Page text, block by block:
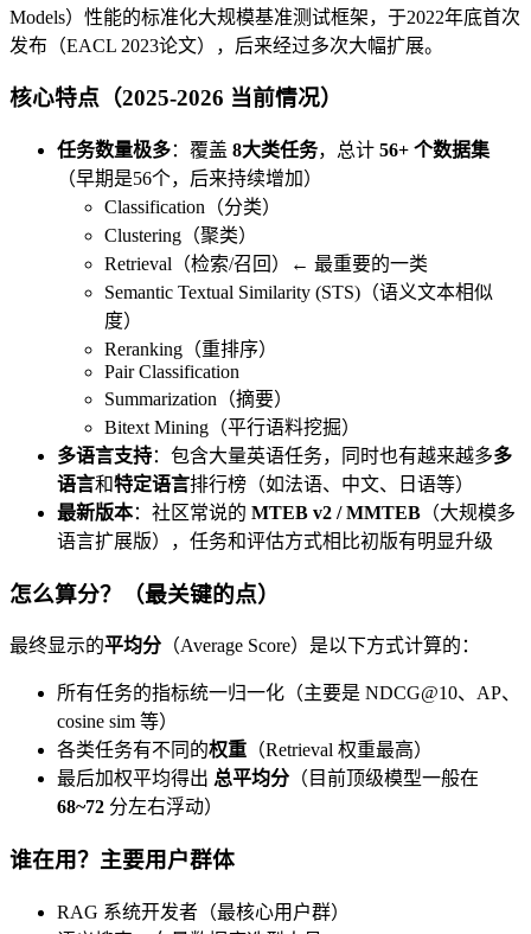
Models）性能的标准化大规模基准测试框架，于2022年底首次
发布（EACL 2023论文），后来经过多次大幅扩展。
核心特点（2025-2026 当前情况）
任务数量极多：覆盖 8大类任务，总计 56+ 个数据集
（早期是56个，后来持续增加）
Classification（分类）
Clustering（聚类）
Retrieval（检索/召回）← 最重要的一类
Semantic Textual Similarity (STS)（语义文本相似
度）
Reranking（重排序）
Pair Classification
Summarization（摘要）
Bitext Mining（平行语料挖掘）
多语言支持：包含大量英语任务，同时也有越来越多多
语言和特定语言排行榜（如法语、中文、日语等）
最新版本：社区常说的 MTEB v2 / MMTEB （大规模多
语言扩展版），任务和评估方式相比初版有明显升级
怎么算分？（最关键的点）
最终显示的平均分 （Average Score）是以下方式计算的：
所有任务的指标统一归一化（主要是 NDCG@10、AP、
cosine sim 等）
各类任务有不同的权重 （Retrieval 权重最高）
最后加权平均得出 总平均分 （目前顶级模型一般在
68~72 分左右浮动）
谁在用？主要用户群体
RAG 系统开发者（最核心用户群）